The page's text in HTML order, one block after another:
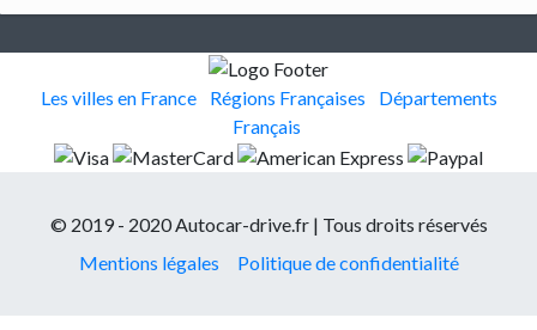
Les villes en France Régions Françaises
Départements
Français
© 2019 - 2020 Autocar-drive.fr | Tous droits réservés
Mentions légales
Politique de confidentialité